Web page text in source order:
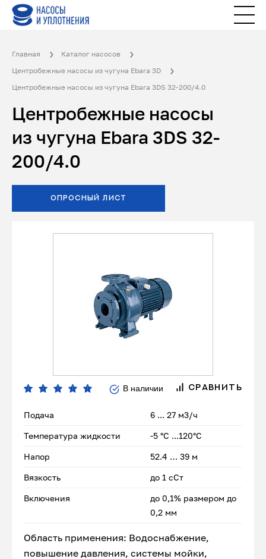
Главная
Каталог насосов
Центробежные насосы из чугуна Ebara 3D
Центробежные насосы из чугуна Ebara 3DS 32-200/4.0
Центробежные насосы
из чугуна Ebara 3DS 32-
200/4.0
ОПРОСНЫЙ ЛИСТ
В наличии СРАВНИТЬ
Подача 6 ... 27 м3/ч
Температура жидкости -5 °C ...120°C
Напор 52.4 … 39 м
Вязкость до 1 сСт
Включения
до 0,1% размером до
0,2 мм
Область применения: Водоснабжение,
повышение давления, системы мойки,